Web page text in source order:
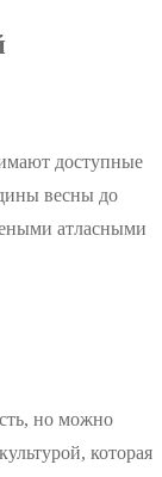
доступные
весны до
атласными
но можно
которая